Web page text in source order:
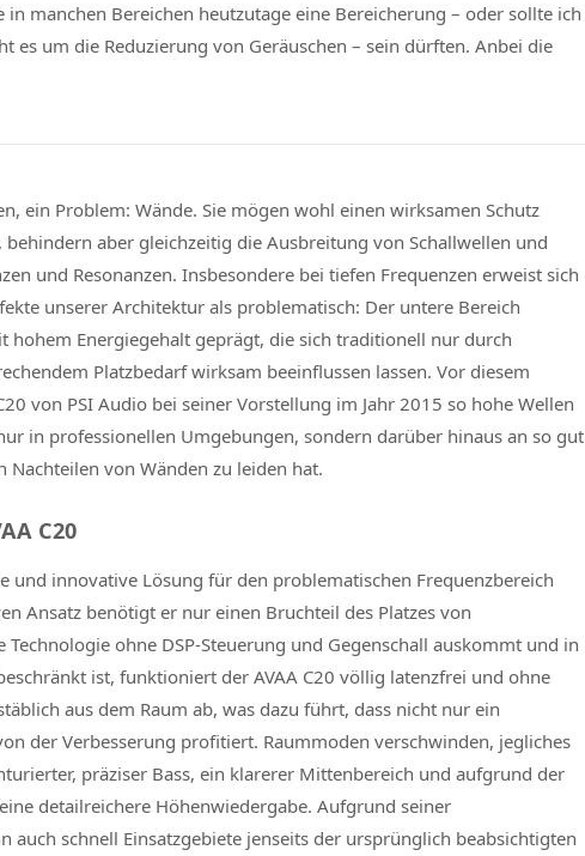
manchen Bereichen heutzutage eine Bereicherung – oder sollte ich
es um die Reduzierung von Geräuschen – sein dürften. Anbei die
ein Problem: Wände. Sie mögen wohl einen wirksamen Schutz
aber gleichzeitig die Ausbreitung von Schallwellen und
und Resonanzen. Insbesondere bei tiefen Frequenzen erweist sich
unserer Architektur als problematisch: Der untere Bereich
hohem Energiegehalt geprägt, die sich traditionell nur durch
Platzbedarf wirksam beeinflussen lassen. Vor diesem
von PSI Audio bei seiner Vorstellung im Jahr 2015 so hohe Wellen
in professionellen Umgebungen, sondern darüber hinaus an so gut
von Wänden zu leiden hat.
C20
und innovative Lösung für den problematischen Frequenzbereich
Ansatz benötigt er nur einen Bruchteil des Platzes von
ohne DSP-Steuerung und Gegenschall auskommt und in
ist, funktioniert der AVAA C20 völlig latenzfrei und ohne
aus dem Raum ab, was dazu führt, dass nicht nur ein
der Verbesserung profitiert. Raummoden verschwinden, jegliches
präziser Bass, ein klarerer Mittenbereich und aufgrund der
detailreichere Höhenwiedergabe. Aufgrund seiner
auch schnell Einsatzgebiete jenseits der ursprünglich beabsichtigten